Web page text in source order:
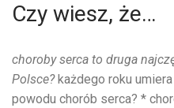
Czy wiesz, że…
choroby serca to druga
Polsce? każdego roku
powodu chorób serca? *